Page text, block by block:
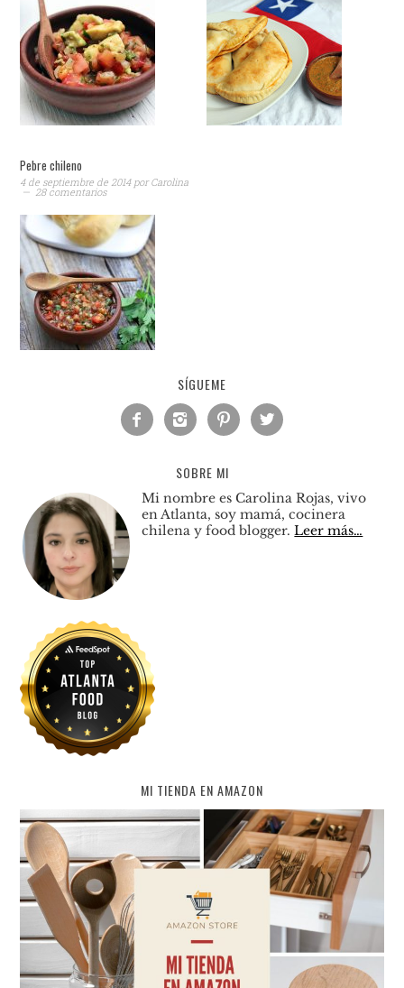
Pebre chileno
4 de septiembre de 2014porCarolina
28 comentarios
SÍGUEME
   
SOBRE MI
Mi nombre es Carolina Rojas, vivo
en Atlanta, soy mamá, cocinera
chilena y food blogger.Leer más…
MI TIENDA EN AMAZON